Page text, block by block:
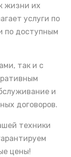
жизни их
услуги по
по доступным
так и с
и
договоров.
техники
цены!